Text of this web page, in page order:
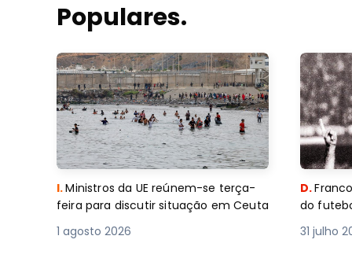
Populares.
I.Ministros da UE reúnem-se terça-
feira para discutir situação em Ceuta
1 agosto 2026
D.
do
31 julho